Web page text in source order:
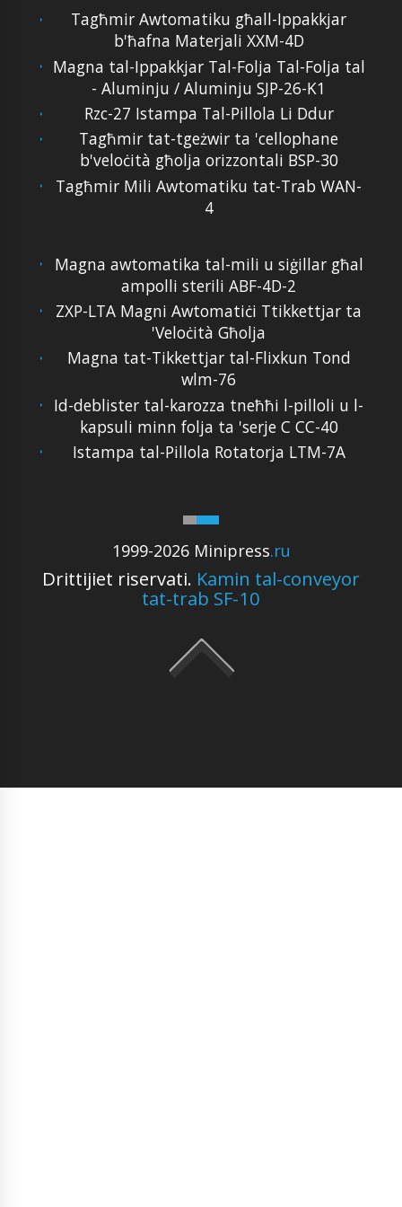
Tagħmir Awtomatiku għall-Ippakkjar
b'ħafna Materjali XXM-4D
Magna tal-Ippakkjar Tal-Folja Tal-Folja tal
- Aluminju / Aluminju SJP-26-K1
Rzc-27 Istampa Tal-Pillola Li Ddur
Tagħmir tat-tgeżwir ta 'cellophane
b'veloċità għolja orizzontali BSP-30
Tagħmir Mili Awtomatiku tat-Trab WAN-
4
1999-2026 Minipress.ru
Drittijiet riservati. Kamin tal-conveyor
tat-trab SF-10
Magna awtomatika tal-mili u siġillar għal
ampolli sterili ABF-4D-2
ZXP-LTA Magni Awtomatiċi Ttikkettjar ta
'Veloċità Għolja
Magna tat-Tikkettjar tal-Flixkun Tond
wlm-76
Id-deblister tal-karozza tneħħi l-pilloli u l-
kapsuli minn folja ta 'serje C CC-40
Istampa tal-Pillola Rotatorja LTM-7A